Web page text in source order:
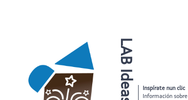
LAB Ideas
Inspírate nun clic
Información sobre